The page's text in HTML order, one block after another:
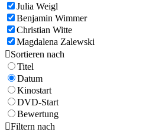
Julia Weigl
Benjamin Wimmer
Christian Witte
Magdalena Zalewski
Sortieren nach
Titel
Datum
Kinostart
DVD-Start
Bewertung
Filtern nach